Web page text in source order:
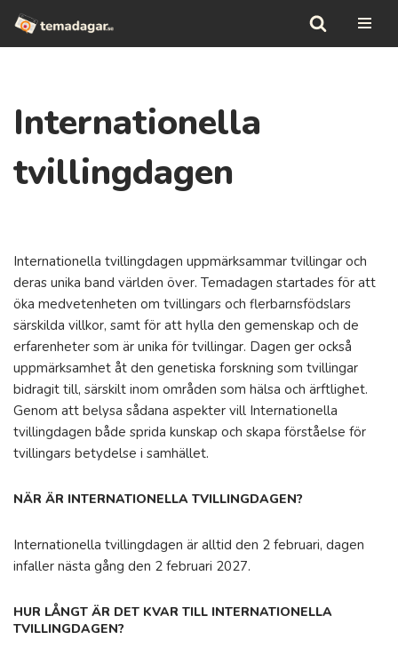
Hoppa
Internationella
tvillingdagen
Internationella tvillingdagen uppmärksammar tvillingar och
deras unika band världen över. Temadagen startades för att
öka medvetenheten om tvillingars och flerbarnsföds­lars
särskilda villkor, samt för att hylla den gemenskap och de
erfarenheter som är unika för tvillingar. Dagen ger också
uppmärksamhet åt den genetiska forskning som tvillingar
bidragit till, särskilt inom områden som hälsa och ärftlighet.
Genom att belysa sådana aspekter vill Internationella
tvillingdagen både sprida kunskap och skapa förståelse för
tvillingars betydelse i samhället.
NÄR ÄR INTERNATIONELLA TVILLINGDAGEN?
Internationella tvillingdagen är alltid den 2 februari, dagen
infaller nästa gång den 2 februari 2027.
HUR LÅNGT ÄR DET KVAR TILL INTERNATIONELLA
TVILLINGDAGEN?